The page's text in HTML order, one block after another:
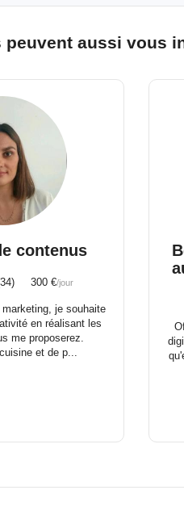
peuvent aussi vous
contenus
300 €/jour
je souhaite
en réalisant les
me proposerez.
et de p...